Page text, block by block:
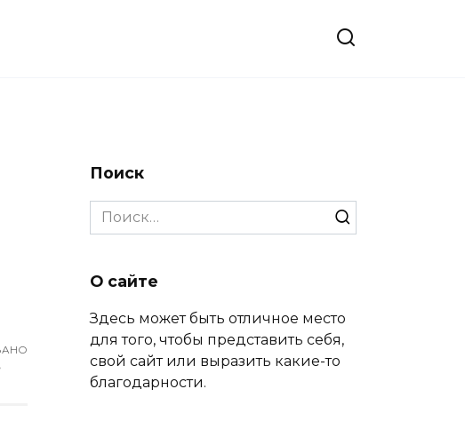
Поиск
Search
for:
О сайте
Здесь может быть отличное место
для того, чтобы представить себя,
свой сайт или выразить какие-то
благодарности.